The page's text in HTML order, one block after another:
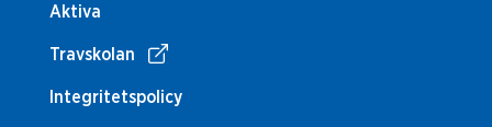
Aktiva
Travskolan
Integritetspolicy